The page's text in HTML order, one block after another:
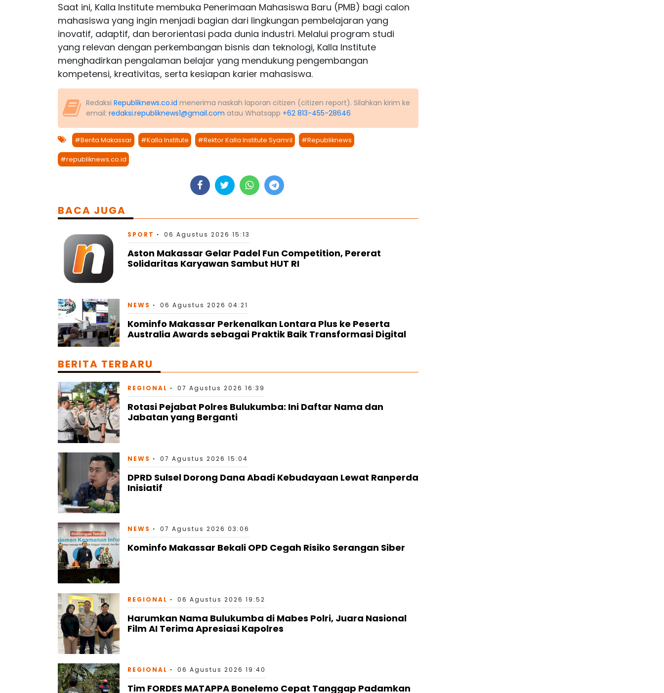
Saat ini, Kalla Institute membuka Penerimaan Mahasiswa Baru (PMB) bagi calon
mahasiswa yang ingin menjadi bagian dari lingkungan pembelajaran yang
inovatif, adaptif, dan berorientasi pada dunia industri. Melalui program studi
yang relevan dengan perkembangan bisnis dan teknologi, Kalla Institute
menghadirkan pengalaman belajar yang mendukung pengembangan
kompetensi, kreativitas, serta kesiapan karier mahasiswa.
Redaksi Republiknews.co.id menerima naskah laporan citizen (citizen report). Silahkan kirim ke
email: redaksi.republiknews1@gmail.com atau Whatsapp +62 813-455-28646
#Berita Makassar #Kalla Institute #Rektor Kalla Institute Syamril #Republiknews
#republiknews.co.id
BACA JUGA
SPORT 06 Agustus 2026 15:13
Aston Makassar Gelar Padel Fun Competition, Pererat
Solidaritas Karyawan Sambut HUT RI
NEWS 06 Agustus 2026 04:21
Kominfo Makassar Perkenalkan Lontara Plus ke Peserta
Australia Awards sebagai Praktik Baik Transformasi Digital
BERITA TERBARU
REGIONAL 07 Agustus 2026 16:39
Rotasi Pejabat Polres Bulukumba: Ini Daftar Nama dan
Jabatan yang Berganti
NEWS 07 Agustus 2026 15:04
DPRD Sulsel Dorong Dana Abadi Kebudayaan Lewat Ranperda
Inisiatif
NEWS 07 Agustus 2026 03:06
Kominfo Makassar Bekali OPD Cegah Risiko Serangan Siber
REGIONAL 06 Agustus 2026 19:52
Harumkan Nama Bulukumba di Mabes Polri, Juara Nasional
Film AI Terima Apresiasi Kapolres
REGIONAL 06 Agustus 2026 19:40
Tim FORDES MATAPPA Bonelemo Cepat Tanggap Padamkan